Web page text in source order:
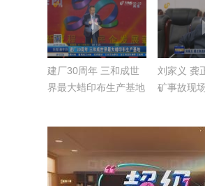
发展
建厂30周年 三和成世
界最大蜡印布生产基地
刘家义 龚
矿事故现